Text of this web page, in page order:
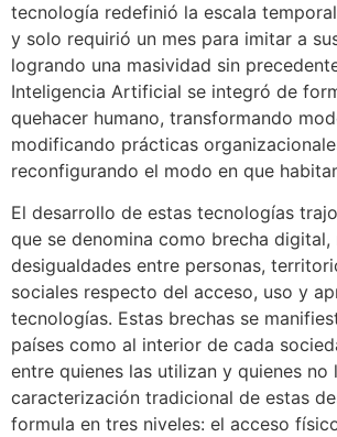
tecnología redefinió la escala
y solo requirió un mes para imitar a
logrando una masividad sin
Inteligencia Artificial se integró de
quehacer humano, transformando
modificando prácticas
reconfigurando el modo en que
El desarrollo de estas tecnologías
que se denomina como brecha
desigualdades entre personas,
sociales respecto del acceso, uso y
tecnologías. Estas brechas se
países como al interior de cada
entre quienes las utilizan y quienes no
caracterización tradicional de estas
formula en tres niveles: el acceso